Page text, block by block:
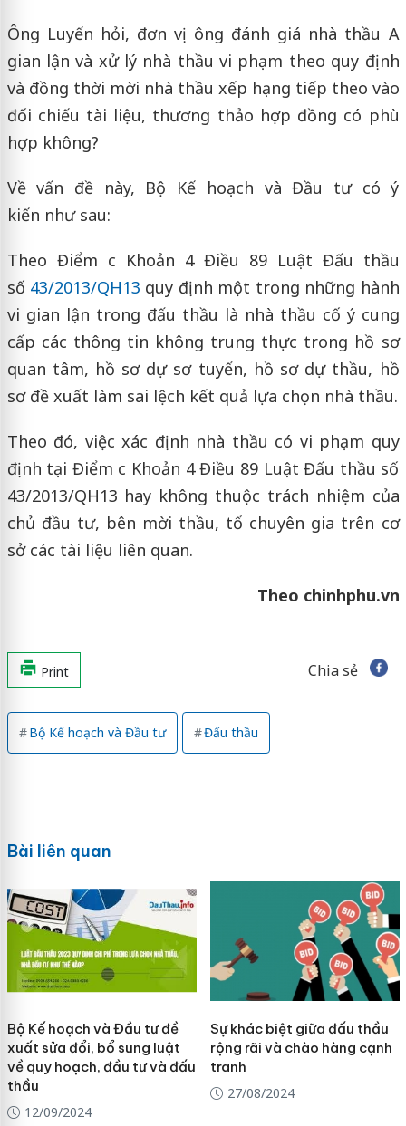
Ông Luyến hỏi, đơn vị ông đánh giá nhà thầu A
gian lận và xử lý nhà thầu vi phạm theo quy định
và đồng thời mời nhà thầu xếp hạng tiếp theo vào
đối chiếu tài liệu, thương thảo hợp đồng có phù
hợp không?
Về vấn đề này, Bộ Kế hoạch và Đầu tư có ý
kiến như sau:
Theo Điểm c Khoản 4 Điều 89 Luật Đấu thầu
số 43/2013/QH13 quy định một trong những hành
vi gian lận trong đấu thầu là nhà thầu cố ý cung
cấp các thông tin không trung thực trong hồ sơ
quan tâm, hồ sơ dự sơ tuyển, hồ sơ dự thầu, hồ
sơ đề xuất làm sai lệch kết quả lựa chọn nhà thầu.
Theo đó, việc xác định nhà thầu có vi phạm quy
định tại Điểm c Khoản 4 Điều 89 Luật Đấu thầu số
43/2013/QH13 hay không thuộc trách nhiệm của
chủ đầu tư, bên mời thầu, tổ chuyên gia trên cơ
sở các tài liệu liên quan.
Theo chinhphu.vn
Print Chia sẻ
Bộ Kế hoạch và Đầu tư Đấu thầu
Bài liên quan
Bộ Kế hoạch và Đầu tư đề
xuất sửa đổi, bổ sung luật
về quy hoạch, đầu tư và đấu
thầu
12/09/2024
Sự khác biệt giữa đấu thầu
rộng rãi và chào hàng cạnh
tranh
27/08/2024